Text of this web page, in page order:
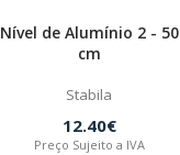
Nível de Alumínio 2 - 50
cm
Stabila
12.40€
Preço Sujeito a IVA